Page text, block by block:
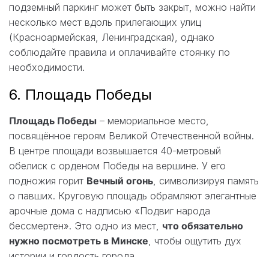
подземный паркинг может быть закрыт, можно найти
несколько мест вдоль прилегающих улиц
(Красноармейская, Ленинградская), однако
соблюдайте правила и оплачивайте стоянку по
необходимости.
6. Площадь Победы
Площадь Победы – мемориальное место,
посвящённое героям Великой Отечественной войны.
В центре площади возвышается 40-метровый
обелиск с орденом Победы на вершине. У его
подножия горит Вечный огонь , символизируя память
о павших. Круговую площадь обрамляют элегантные
арочные дома с надписью «Подвиг народа
бессмертен». Это одно из мест, что обязательно
нужно посмотреть в Минске , чтобы ощутить дух